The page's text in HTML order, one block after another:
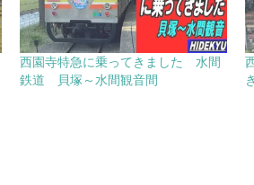
西園寺特急に乗ってきました 水間
鉄道 貝塚～水間観音間